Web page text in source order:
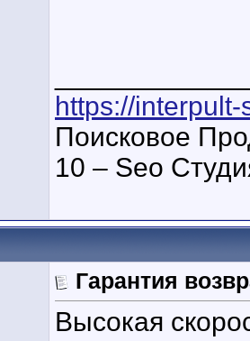
https://
Поисковое
10 – Seo
Гарантия
Высокая